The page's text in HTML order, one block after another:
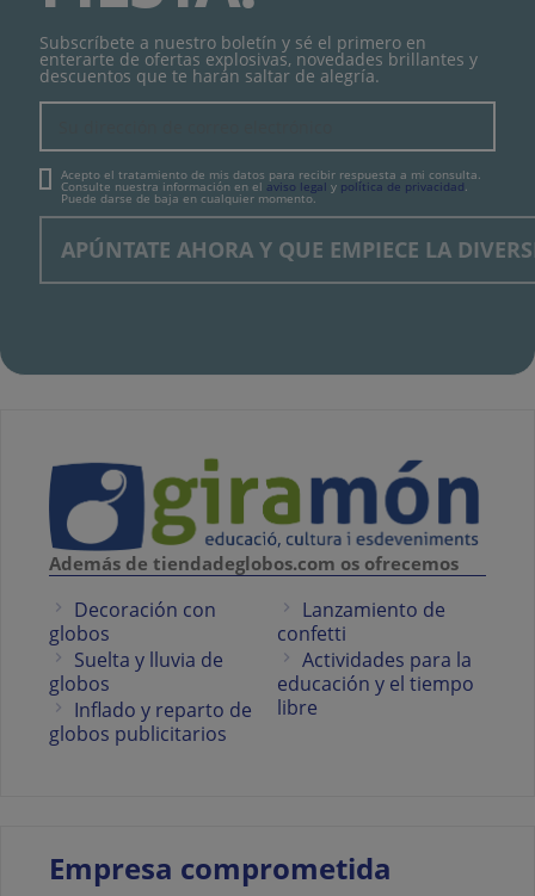
Subscríbete a nuestro boletín y sé el primero en
enterarte de ofertas explosivas, novedades brillantes y
descuentos que te harán saltar de alegría.
Acepto el tratamiento de mis datos para recibir respuesta a mi consulta.
Consulte nuestra información en el aviso legal y política de privacidad.
Puede darse de baja en cualquier momento.
Además de tiendadeglobos.com os ofrecemos
Decoración con
globos
Suelta y lluvia de
globos
Inflado y reparto de
globos publicitarios
Lanzamiento de
confetti
Actividades para la
educación y el tiempo
libre
Empresa comprometida